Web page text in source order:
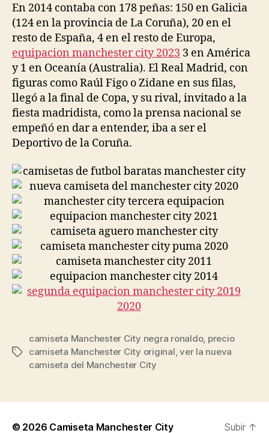
En 2014 contaba con 178 peñas: 150 en Galicia
(124 en la provincia de La Coruña), 20 en el
resto de España, 4 en el resto de Europa,
equipacion manchester city 2023 3 en América
y 1 en Oceanía (Australia). El Real Madrid, con
figuras como Raúl Figo o Zidane en sus filas,
llegó a la final de Copa, y su rival, invitado a la
fiesta madridista, como la prensa nacional se
empeñó en dar a entender, iba a ser el
Deportivo de la Coruña.
Etiquetas
camiseta Manchester City negra ronaldo, precio
camiseta Manchester City original,ver la nueva
camiseta del Manchester City
© 2026 Camiseta Manchester City Subir ↑